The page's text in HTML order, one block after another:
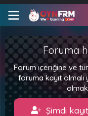
Foruma
Forum içeriğine ve
foruma kayıt olmalı
Şimdi